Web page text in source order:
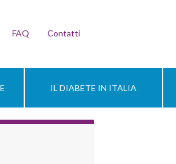
FAQ Contatti
IL DIABETE IN ITALIA